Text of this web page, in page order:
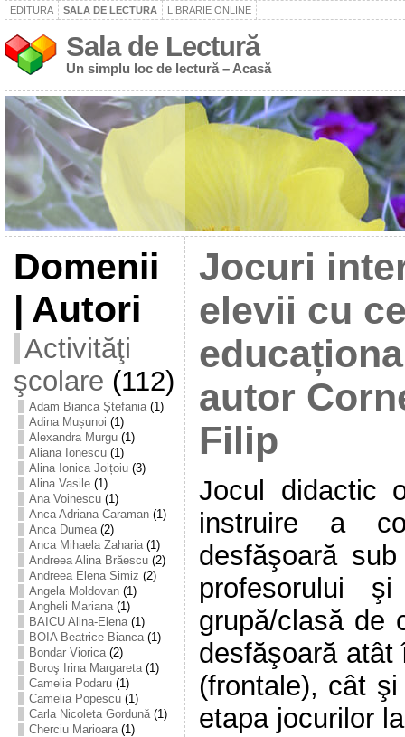
EDITURA SALA DE LECTURA LIBRARIE ONLINE
Sala de Lectură
Un simplu loc de lectură – Acasă
Domenii
| Autori
Activităţi
şcolare (112)
Adam Bianca Ștefania(1)
Adina Mușunoi (1)
Alexandra Murgu(1)
Aliana Ionescu(1)
Alina Ionica Joițoiu(3)
Alina Vasile(1)
Ana Voinescu(1)
Anca Adriana Caraman(1)
Anca Dumea(2)
Anca Mihaela Zaharia(1)
Andreea Alina Brăescu(2)
Andreea Elena Simiz (2)
Angela Moldovan(1)
Angheli Mariana(1)
BAICU Alina-Elena(1)
BOIA Beatrice Bianca(1)
Bondar Viorica(2)
Boroş Irina Margareta(1)
Camelia Podaru(1)
Camelia Popescu(1)
Carla Nicoleta Gordună(1)
Cherciu Marioara(1)
Jocuri
elevii cu
autor
Filip
Jocul didactic
instruire a
desfăşoară
profesorului
grupă/clasă de
desfăşoară
(frontale), cât
etapa jocurilor